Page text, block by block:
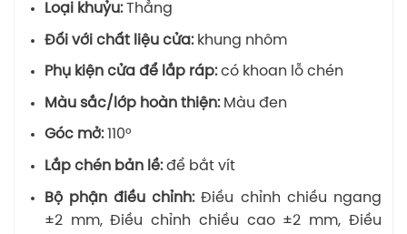
Loại khuỷu:Thẳng
Đối với chất liệu cửa:khung nhôm
Phụ kiện cửa để lắp ráp:có khoan lỗ chén
Màu sắc/lớp hoàn thiện:Màu đen
Góc mở:110°
Lắp chén bản lề:để bắt vít
Bộ phận điều chỉnh:Điều chỉnh chiều ngang
±2 mm, Điều chỉnh chiều cao ±2 mm, Điều